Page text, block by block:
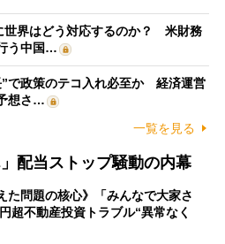
世界はどう対応するのか？ 米財務
う中国…
”で政策のテコ入れ必至か 経済運営
想さ…
一覧を見る
配当ストップ騒動の内幕
た問題の核心》「みんなで大家さ
超不動産投資トラブル“異常なく